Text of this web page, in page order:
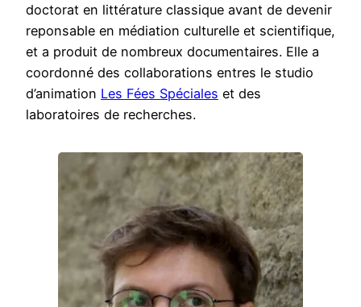
doctorat en littérature classique avant de devenir
reponsable en médiation culturelle et scientifique,
et a produit de nombreux documentaires. Elle a
coordonné des collaborations entres le studio
d’animation Les Fées Spéciales et des
laboratoires de recherches.